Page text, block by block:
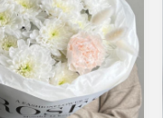
из популярных
и МО
Новгород